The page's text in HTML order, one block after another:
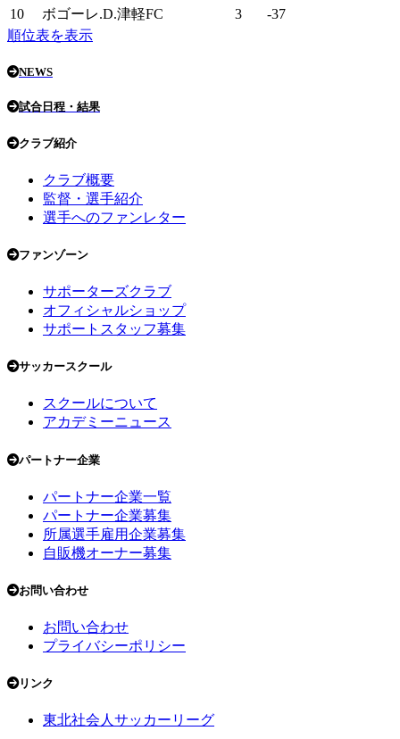
10
ボゴーレ.D.津軽FC 3
-37
順位表を表示
NEWS
試合日程・結果
クラブ紹介
クラブ概要
監督・選手紹介
選手へのファンレター
ファンゾーン
サポーターズクラブ
オフィシャルショップ
サポートスタッフ募集
サッカースクール
スクールについて
アカデミーニュース
パートナー企業
パートナー企業一覧
パートナー企業募集
所属選手雇用企業募集
自販機オーナー募集
お問い合わせ
お問い合わせ
プライバシーポリシー
リンク
東北社会人サッカーリーグ